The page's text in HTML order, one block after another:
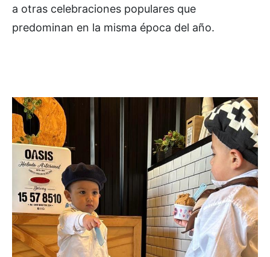
a otras celebraciones populares que
predominan en la misma época del año.